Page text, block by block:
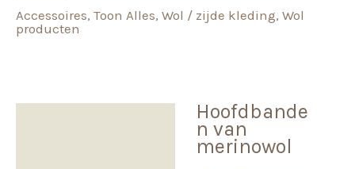
merinowol
aantal
Accessoires, Toon Alles, Wol / zijde kleding, Wol
producten
Hoofdbande
n van
merinowol